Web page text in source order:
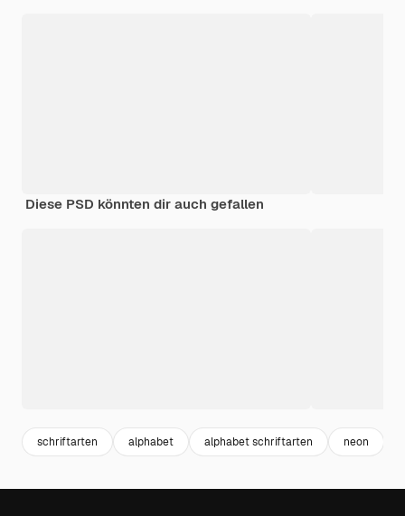
Diese PSD könnten dir auch gefallen
schriftarten alphabet alphabet schriftarten neon